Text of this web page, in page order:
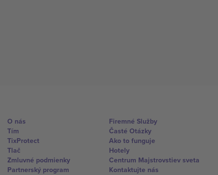
O nás
Tím
TixProtect
Tlač
Zmluvné podmienky
Partnerský program
Firemné Služby
Časté Otázky
Ako to funguje
Hotely
Centrum Majstrovstiev sveta
Kontaktujte nás